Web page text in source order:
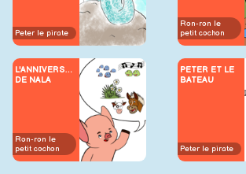
Peter le pirate
Ron-ron le
petit cochon
L'ANNIVERSAIRE
DE NALA
Ron-ron le
petit cochon
PETER ET LE
BATEAU
Peter le pirate